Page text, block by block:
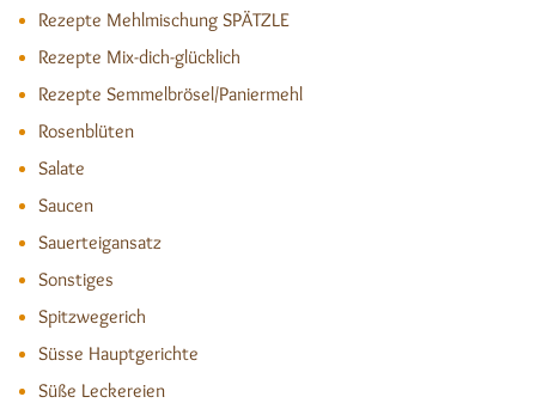
Rezepte Mehlmischung SPÄTZLE
Rezepte Mix-dich-glücklich
Rezepte Semmelbrösel/Paniermehl
Rosenblüten
Salate
Saucen
Sauerteigansatz
Sonstiges
Spitzwegerich
Süsse Hauptgerichte
Süße Leckereien